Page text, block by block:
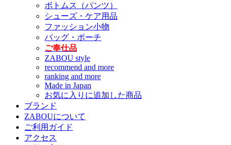
ボトムス（パンツ）
シューズ・ケア用品
ファッション小物
バッグ・ポーチ
ご奉仕品
ZABOU style
recommend and more
ranking and more
Made in Japan
お気に入りに追加した商品
ブランド
ZABOUについて
ご利用ガイド
アクセス